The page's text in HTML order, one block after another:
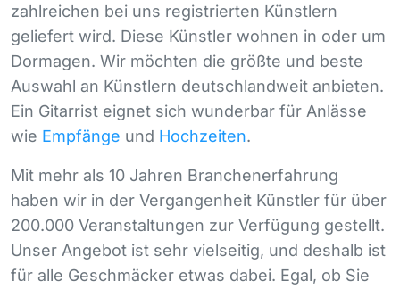
zahlreichen bei uns registrierten Künstlern
geliefert wird. Diese Künstler wohnen in oder um
Dormagen. Wir möchten die größte und beste
Auswahl an Künstlern deutschlandweit anbieten.
Ein Gitarrist eignet sich wunderbar für Anlässe
wie Empfänge und Hochzeiten.
Mit mehr als 10 Jahren Branchenerfahrung
haben wir in der Vergangenheit Künstler für über
200.000 Veranstaltungen zur Verfügung gestellt.
Unser Angebot ist sehr vielseitig, und deshalb ist
für alle Geschmäcker etwas dabei. Egal, ob Sie